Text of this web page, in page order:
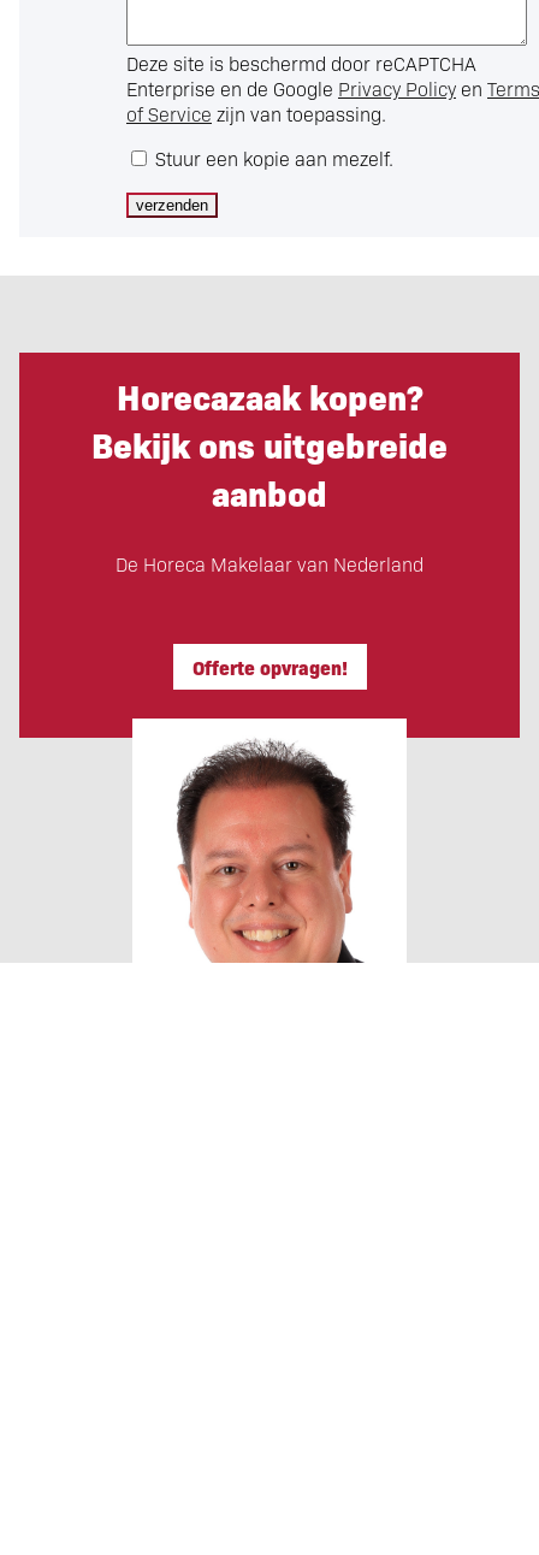
Deze site is beschermd door reCAPTCHA
Enterprise en de Google Privacy Policy en Terms
of Service zijn van toepassing.
Stuur een kopie aan mezelf.
Horecazaak kopen?
Bekijk ons uitgebreide
aanbod
De Horeca Makelaar van Nederland
Offerte opvragen!